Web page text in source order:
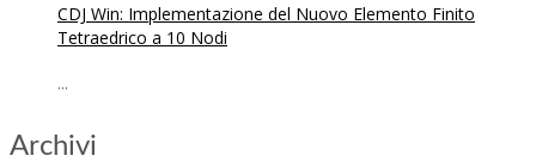
CDJ Win: Implementazione del Nuovo Elemento Finito
Tetraedrico a 10 Nodi
...
Archivi